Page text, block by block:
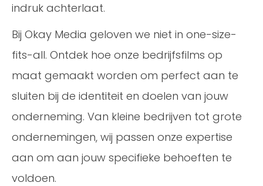
indruk achterlaat.
Bij Okay Media geloven we niet in one-size-
fits-all. Ontdek hoe onze bedrijfsfilms op
maat gemaakt worden om perfect aan te
sluiten bij de identiteit en doelen van jouw
onderneming. Van kleine bedrijven tot grote
ondernemingen, wij passen onze expertise
aan om aan jouw specifieke behoeften te
voldoen.